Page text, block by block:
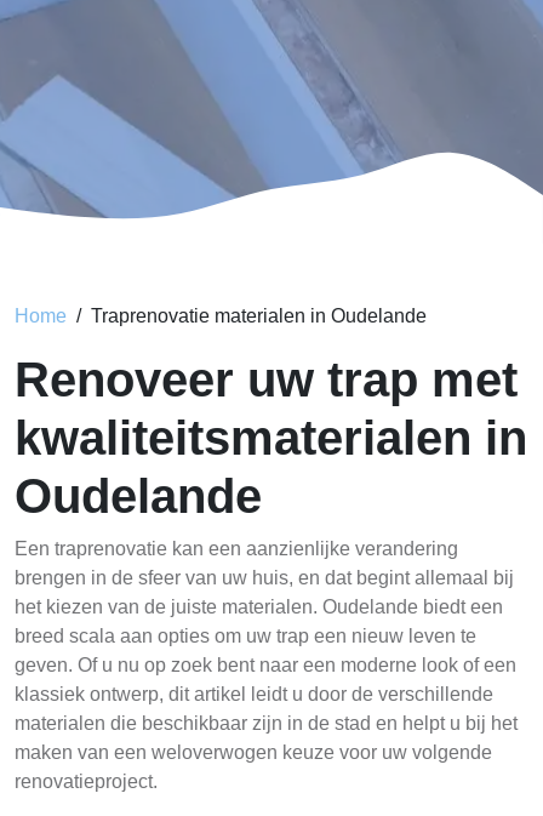
Home Traprenovatie materialen in Oudelande
Renoveer uw trap met
kwaliteitsmaterialen in
Oudelande
Een traprenovatie kan een aanzienlijke verandering
brengen in de sfeer van uw huis, en dat begint allemaal bij
het kiezen van de juiste materialen. Oudelande biedt een
breed scala aan opties om uw trap een nieuw leven te
geven. Of u nu op zoek bent naar een moderne look of een
klassiek ontwerp, dit artikel leidt u door de verschillende
materialen die beschikbaar zijn in de stad en helpt u bij het
maken van een weloverwogen keuze voor uw volgende
renovatieproject.